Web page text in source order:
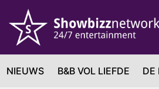
NIEUWS B&B VOL LIEFDE DE